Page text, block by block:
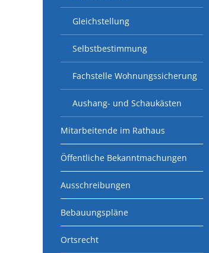
Gleichstellung
Selbstbestimmung
Fachstelle Wohnungssicherung
Aushang- und Schaukästen
Mitarbeitende im Rathaus
Öffentliche Bekanntmachungen
Ausschreibungen
Bebauungspläne
Ortsrecht